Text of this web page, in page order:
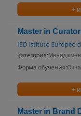
+
Master in
IED Istituto Europeo
Категория:
Форма обучения:
+
Master in Brand